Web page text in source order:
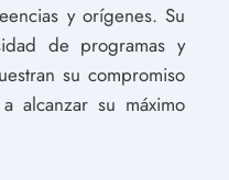
y orígenes. Su
de programas y
su compromiso
alcanzar su máximo